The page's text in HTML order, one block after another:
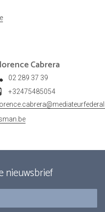
Cabrera
02 289 37 39
+32475485054
nieuwsbrief